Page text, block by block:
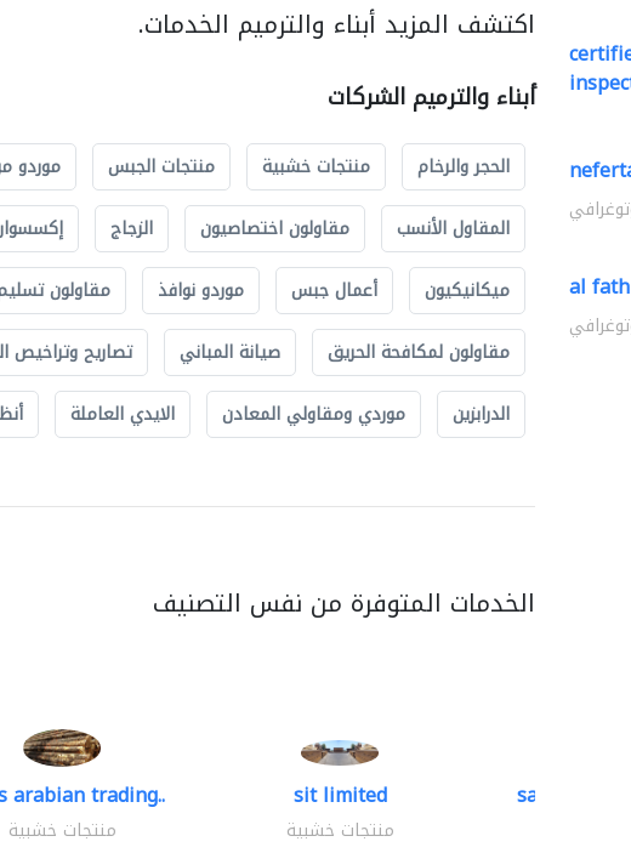
اكتشف المزيد أبناء والترميم الخدمات.
أبناء والترميم الشركات
الحجر والرخام منتجات خشبية منتجات الجبس موردو
المقاول الأنسب
مقاولون اختصاصيون الزجاج
ميكانيكيون
أعمال جبس موردو نوافذ مقاولون
مقاولون لمكافحة الحريق
صيانة المباني تصاريح وتراخيص
الدرابزين
موردي ومقاولي المعادن الايدي العاملة
الخدمات المتوفرة من نفس التصنيف
arabian trading..
منتجات خشبية
sit limited
منتجات خشبية
saga
al